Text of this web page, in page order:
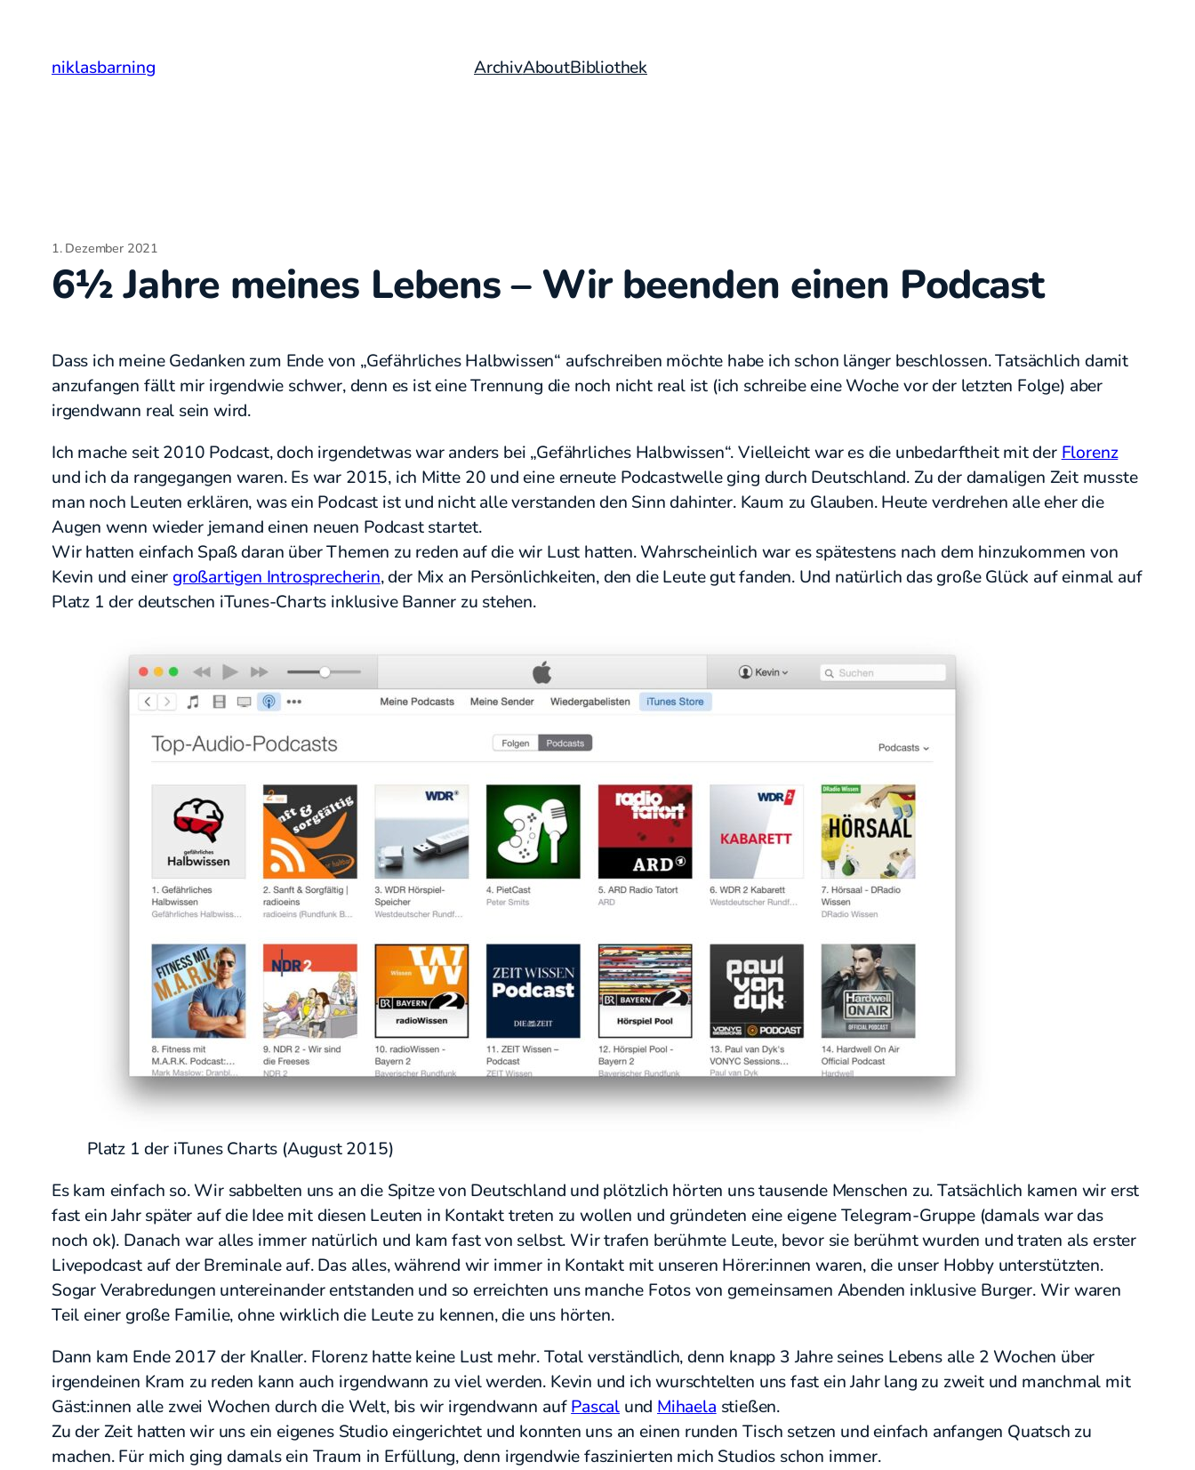
springenniklasbarning ArchivAboutBibliothek
1. Dezember 2021
6½ Jahre meines Lebens – Wir beenden einen Podcast
Dass ich meine Gedanken zum Ende von „Gefährliches Halbwissen“ aufschreiben möchte habe ich schon länger beschlossen. Tatsächlich damit
anzufangen fällt mir irgendwie schwer, denn es ist eine Trennung die noch nicht real ist (ich schreibe eine Woche vor der letzten Folge) aber
irgendwann real sein wird.
Ich mache seit 2010 Podcast, doch irgendetwas war anders bei „Gefährliches Halbwissen“. Vielleicht war es die unbedarftheit mit der Florenz
und ich da rangegangen waren. Es war 2015, ich Mitte 20 und eine erneute Podcastwelle ging durch Deutschland. Zu der damaligen Zeit musste
man noch Leuten erklären, was ein Podcast ist und nicht alle verstanden den Sinn dahinter. Kaum zu Glauben. Heute verdrehen alle eher die
Augen wenn wieder jemand einen neuen Podcast startet.
Wir hatten einfach Spaß daran über Themen zu reden auf die wir Lust hatten. Wahrscheinlich war es spätestens nach dem hinzukommen von
Kevin und einergroßartigen Introsprecherin, der Mix an Persönlichkeiten, den die Leute gut fanden. Und natürlich das große Glück auf einmal auf
Platz 1 der deutschen iTunes-Charts inklusive Banner zu stehen.
Platz 1 der iTunes Charts (August 2015)
Es kam einfach so. Wir sabbelten uns an die Spitze von Deutschland und plötzlich hörten uns tausende Menschen zu. Tatsächlich kamen wir erst
fast ein Jahr später auf die Idee mit diesen Leuten in Kontakt treten zu wollen und gründeten eine eigene Telegram-Gruppe (damals war das
noch ok). Danach war alles immer natürlich und kam fast von selbst. Wir trafen berühmte Leute, bevor sie berühmt wurden und traten als erster
Livepodcast auf der Breminale auf. Das alles, während wir immer in Kontakt mit unseren Hörer:innen waren, die unser Hobby unterstützten.
Sogar Verabredungen untereinander entstanden und so erreichten uns manche Fotos von gemeinsamen Abenden inklusive Burger. Wir waren
Teil einer große Familie, ohne wirklich die Leute zu kennen, die uns hörten.
Dann kam Ende 2017 der Knaller. Florenz hatte keine Lust mehr. Total verständlich, denn knapp 3 Jahre seines Lebens alle 2 Wochen über
irgendeinen Kram zu reden kann auch irgendwann zu viel werden. Kevin und ich wurschtelten uns fast ein Jahr lang zu zweit und manchmal mit
Gäst:innen alle zwei Wochen durch die Welt, bis wir irgendwann aufPascal undMihaelastießen.
Zu der Zeit hatten wir uns ein eigenes Studio eingerichtet und konnten uns an einen runden Tisch setzen und einfach anfangen Quatsch zu
machen. Für mich ging damals ein Traum in Erfüllung, denn irgendwie faszinierten mich Studios schon immer.